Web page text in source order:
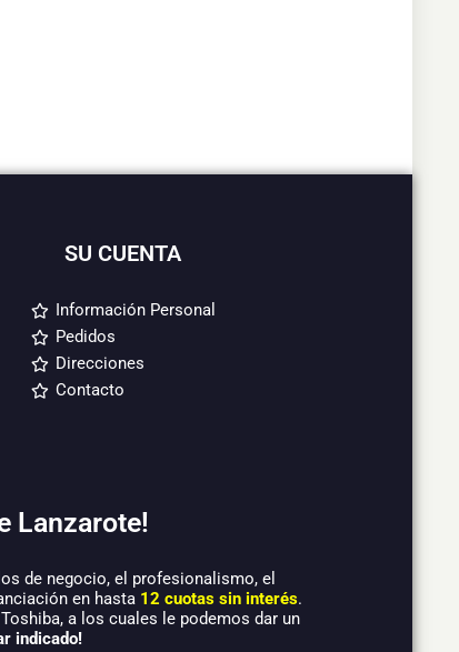
SU CUENTA
Información Personal
Pedidos
Direcciones
Contacto
Lanzarote!
de negocio, el profesionalismo, el
en hasta 12 cuotas sin interés.
a los cuales le podemos dar un
indicado!